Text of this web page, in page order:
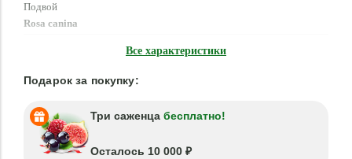
Подвой
Rosa canina
Все характеристики
Подарок за покупку:
Три саженца бесплатно!
Осталось 10 000 ₽